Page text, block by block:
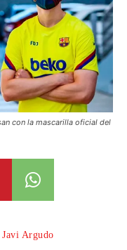
con la mascarilla oficial del
Javi Argudo